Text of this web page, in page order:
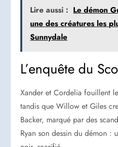
Lire aussi : Le démon
une des créatures les
Sunnydale
L’enquête du
Xander et Cordelia fouillent
tandis que Willow et Giles
Backer, marqué par des
Ryan son dessin du démon :